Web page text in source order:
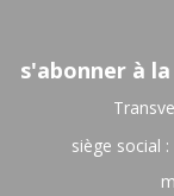
s'abonner à
siège social